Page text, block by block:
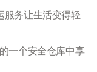
服务让生活变得轻
一个安全仓库中享